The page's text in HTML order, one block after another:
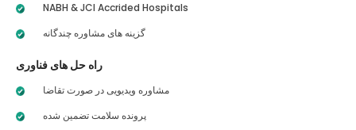
NABH & JCI Accrided Hospitals
گزینه های مشاوره چندگانه
راه حل های فناوری
مشاوره ویدیویی در صورت تقاضا
پرونده سلامت تضمین شده